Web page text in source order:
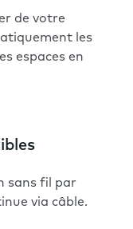
de votre
les
espaces en
sans fil par
via câble.